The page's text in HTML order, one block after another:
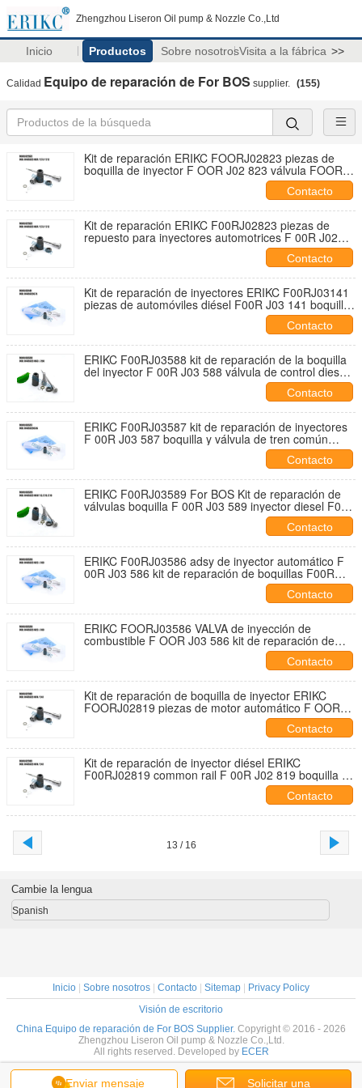
Zhengzhou Liseron Oil pump & Nozzle Co.,Ltd
Inicio Productos Sobre nosotrosVisita a la fábrica >>
Calidad Equipo de reparación de For BOS supplier. (155)
Kit de reparación ERIKC FOORJ02823 piezas de
boquilla de inyector F OOR J02 823 válvula FOOR
Contacto
Kit de reparación ERIKC F00RJ02823 piezas de
repuesto para inyectores automotrices F 00R J02
823 válvula F00R J02 823 para 0445120007
Contacto
Kit de reparación de inyectores ERIKC F00RJ03141
piezas de automóviles diésel F00R J03 141 boquilla
Contacto
ERIKC F00RJ03588 kit de reparación de la boquilla
del inyector F 00R J03 588 válvula de control diesel
Contacto
ERIKC F00RJ03587 kit de reparación de inyectores
F 00R J03 587 boquilla y válvula de tren común
Contacto
ERIKC F00RJ03589 For BOS Kit de reparación de
válvulas boquilla F 00R J03 589 inyector diesel F00R
J03 589 para 0445120018 0445120113
Contacto
ERIKC F00RJ03586 adsy de inyector automático F
00R J03 586 kit de reparación de boquillas F00R
Contacto
ERIKC FOORJ03586 VALVA de inyección de
combustible F OOR J03 586 kit de reparación de
boquilla FOOR J03 586 para 0445120019
Contacto
Kit de reparación de boquilla de inyector ERIKC
FOORJ02819 piezas de motor automático F OOR
Contacto
Kit de reparación de inyector diésel ERIKC
F00RJ02819 common rail F 00R J02 819 boquilla de
Contacto
13 / 16
Enviar mensaje Solicitar una
Cambie la lengua
Spanish
Inicio Sobre nosotros Contacto Sitemap
Privacy Policy
Visión de escritorio
China Equipo de reparación de For BOS Supplier. Copyright © 2016 - 2026
Zhengzhou Liseron Oil pump & Nozzle Co.,Ltd.
All rights reserved. Developed by ECER